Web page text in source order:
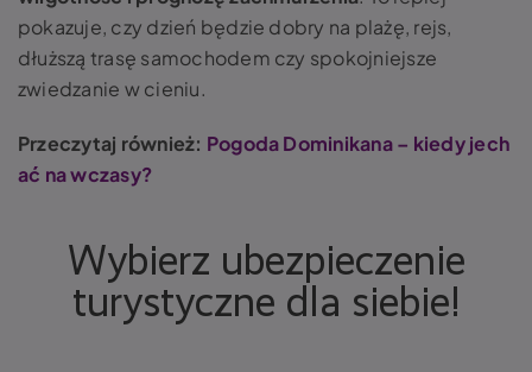
pokazuje, czy dzień będzie dobry na plażę, rejs,
dłuższą trasę samochodem czy spokojniejsze
zwiedzanie w cieniu.
Przeczytaj również: Pogoda Dominikana – kiedy jech
ać na wczasy?
Wybierz ubezpieczenie
turystyczne dla siebie!